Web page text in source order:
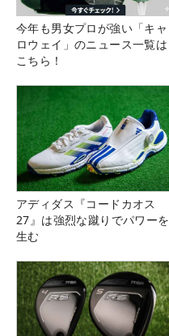
今年も男女プロが強い「キャ
ロウェイ」のニュース一覧は
こちら！
アディダス『コードカオス
27』は強烈な蹴りでパワーを
生む